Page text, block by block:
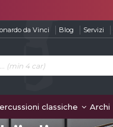
da Vinci Blog Servizi
classiche Archi